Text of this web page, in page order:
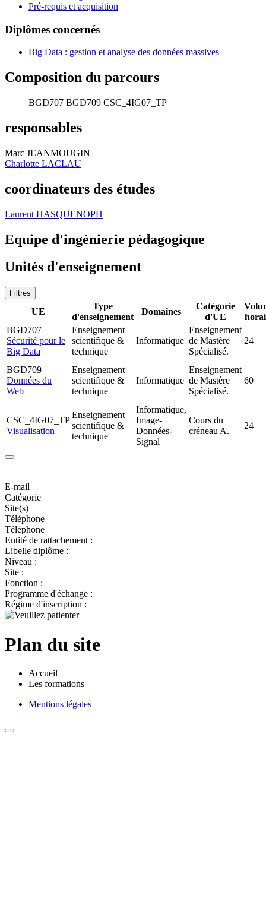
Pré-requis et acquisition
Diplômes concernés
Big Data : gestion et analyse des données massives
Composition du parcours
BGD707 BGD709 CSC_4IG07_TP
responsables
Marc JEANMOUGIN
Charlotte LACLAU
coordinateurs des études
Laurent HASQUENOPH
Equipe d'ingénierie pédagogique
Unités d'enseignement
Filtres
UE
Type
d'enseignement
Domaines
Catégorie
d'UE
BGD707
Sécurité pour le
Big Data
Enseignement
scientifique &
technique
Informatique
Enseignement
de Mastère
Spécialisé.
24
BGD709
Données du
Web
Enseignement
scientifique &
technique
Informatique
Enseignement
de Mastère
Spécialisé.
60
CSC_4IG07_TP
Visualisation
Enseignement
scientifique &
technique
Informatique,
Image-
Données-
Signal
Cours du
créneau A.
24
E-mail
Catégorie
Site(s)
Téléphone
Téléphone
Entité de rattachement :
Libelle diplôme :
Niveau :
Site :
Fonction :
Programme d'échange :
Régime d'inscription :
Plan du site
Accueil
Les formations
Mentions légales